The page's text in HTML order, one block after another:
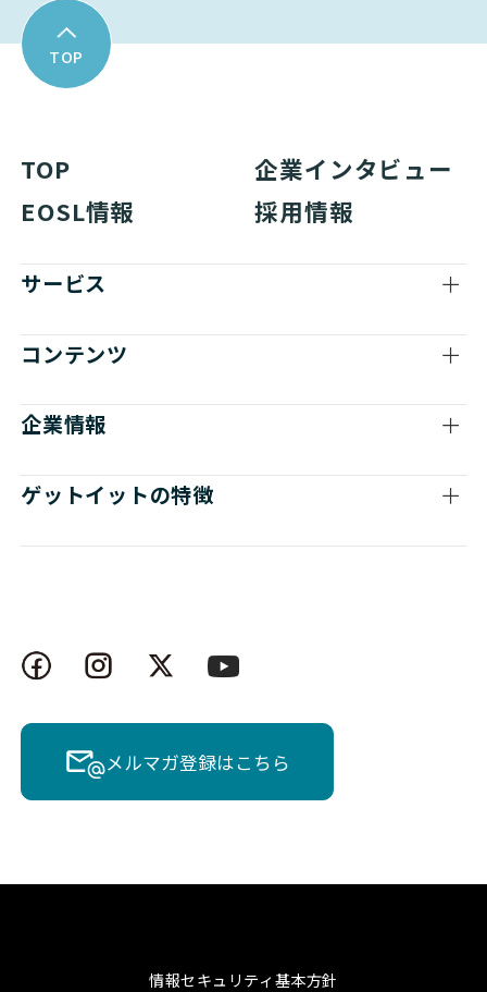
TOP
TOP
企業インタビュー
EOSL情報
採用情報
サービス
コンテンツ
企業情報
ゲットイットの特徴
メルマガ登録はこちら
情報セキュリティ基本方針